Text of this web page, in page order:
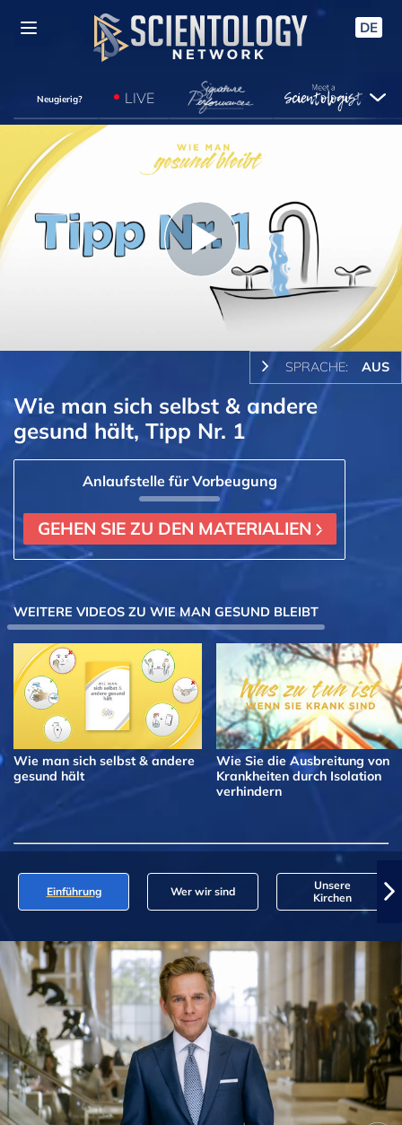
DE
Neugierig? LIVE
Play
Video
SPRACHE: AUS
Wie man sich selbst & andere
gesund hält, Tipp Nr. 1
Anlaufstelle für Vorbeugung
GEHEN SIE ZU DEN MATERIALIEN
WEITERE VIDEOS ZU WIE MAN GESUND BLEIBT
Wie man sich selbst & andere
gesund hält
Wie Sie die Ausbreitung von
Krankheiten durch Isolation
verhindern
Einführung Wer wir sind
Unsere
Kirchen